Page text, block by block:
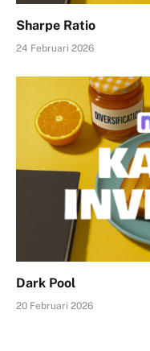
Sharpe Ratio
24 Februari 2026
Dark Pool
20 Februari 2026